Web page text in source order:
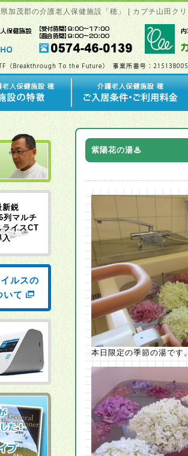
加茂郡の介護老人保健施設「穂」 | カブチ山田ク
紫陽花の湯♨
本日限定の季節の湯です
新鋭
列マルチ
ライスCT
入
ルスの
いて